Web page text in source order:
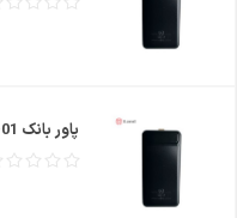
پاور بانک MJD / 20000MAH/MP-01